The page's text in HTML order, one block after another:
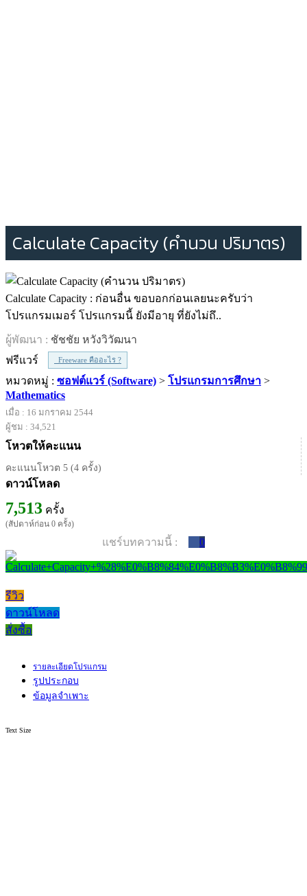
Calculate Capacity (คำนวน ปริมาตร)
Calculate Capacity : ก่อนอื่น ขอบอกก่อนเลยนะครับว่า
โปรแกรมเมอร์ โปรแกรมนี้ ยังมีอายุ ที่ยังไม่ถึ..
ผู้พัฒนา : ชัชชัย หวังวิวัฒนา
ฟรีแวร์
Freeware คืออะไร ?
หมวดหมู่ : ซอฟต์แวร์ (Software) > โปรแกรมการศึกษา >
Mathematics
เมื่อ : 16 มกราคม 2544
ผู้ชม : 34,521
โหวตให้คะแนน
คะแนนโหวต 5 (4 ครั้ง)
ดาวน์โหลด
7,513 ครั้ง
(สัปดาห์ก่อน 0 ครั้ง)
แชร์บทความนี้ : 0
รีวิว
ดาวน์โหลด
สั่งซื้อ
รายละเอียดโปรแกรม
รูปประกอบ
ข้อมูลจำเพาะ
Text Size